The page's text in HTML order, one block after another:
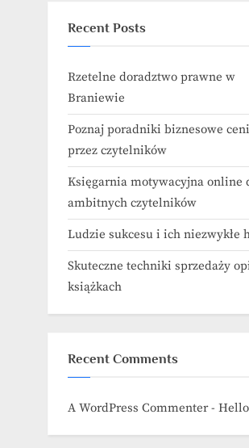
Recent Posts
Rzetelne doradztwo prawne w
Braniewie
Poznaj poradniki biznesowe
przez czytelników
Księgarnia motywacyjna online
ambitnych czytelników
Ludzie sukcesu i ich niezwykłe
Skuteczne techniki sprzedaży
książkach
Recent Comments
A WordPress Commenter-